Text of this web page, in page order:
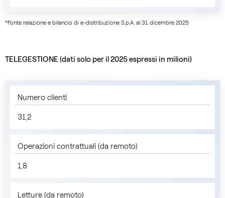
*Fonte relazione e bilancio di e-distribuzione S.p.A. al 31 dicembre 2025
TELEGESTIONE (dati solo per il 2025 espressi in milioni)
Numero clienti
31,2
Operazioni contrattuali (da remoto)
1,8
Letture (da remoto)